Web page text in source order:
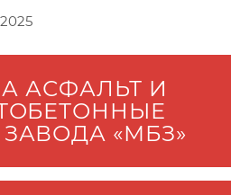
АСФАЛЬТ И
«МБЗ»